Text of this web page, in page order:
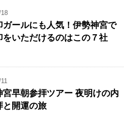
ガールにも人気！伊勢神宮で
をいただけるのはこの７社
宮早朝参拝ツアー 夜明けの内
と開運の旅